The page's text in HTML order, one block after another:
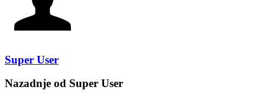
Super User
Nazadnje od Super User